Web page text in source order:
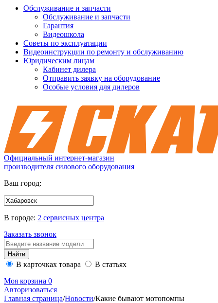
Обслуживание и запчасти
Обслуживание и запчасти
Гарантия
Видеошкола
Советы по эксплуатации
Видеоинструкции по ремонту и обслуживанию
Юридическим лицам
Кабинет дилера
Отправить заявку на оборудование
Особые условия для дилеров
Официальный интернет-магазин
производителя силового оборудования
Ваш город:
В городе: 2 сервисных центра
Заказать звонок
В карточках товара
В статьях
Моя корзина 0
Авторизоваться
Главная страница/Новости/Какие бывают мотопомпы